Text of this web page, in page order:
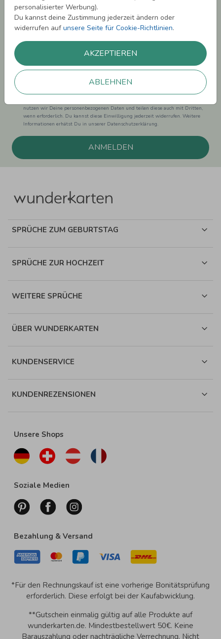
personalisierter Werbung).
Du kannst deine Zustimmung jederzeit ändern oder
widerrufen aufunsere Seite für Cookie-Richtlinien.
AKZEPTIEREN
ABLEHNEN
Laufenden.
Einwilligung zur Datennutzung für Marketingzwecke: Hiermit willigst Du ein,
können. Dies umfasst den Versand unseres Newsletters. Zudem können wir Dir
Produktinformationen zu Deinen Interessen auf anderen Plattformen wie
nutzen wir Deine personenbezogenen Daten und teilen diese auch mit Dritten,
wenn erforderlich. Du kannst diese Einwilligung jederzeit widerrufen. Weitere
Informationen erhätst Du in unserer Datenschutzerklärung.
ANMELDEN
SPRÜCHE ZUM GEBURTSTAG
SPRÜCHE ZUR HOCHZEIT
WEITERE SPRÜCHE
ÜBER WUNDERKARTEN
KUNDENSERVICE
KUNDENREZENSIONEN
Unsere Shops
Soziale Medien
Bezahlung & Versand
*Für den Rechnungskauf ist eine vorherige Bonitätsprüfung
erforderlich. Diese erfolgt bei der Kaufabwicklung.
**Gutschein einmalig gültig auf alle Produkte auf
wunderkarten.de. Mindestbestellwert 50€. Keine
Barauszahlung oder nachträgliche Verrechnung. Nicht